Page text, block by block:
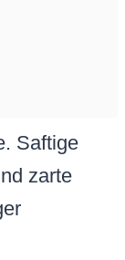
Saftige
zarte